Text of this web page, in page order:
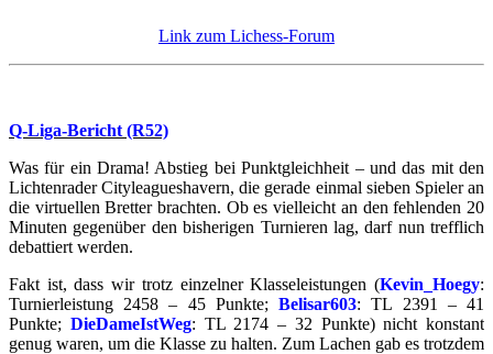
Link zum Lichess-Forum
Q-Liga-Bericht (R52)
Was für ein Drama! Abstieg bei Punktgleichheit – und das mit den
Lichtenrader Cityleagueshavern, die gerade einmal sieben Spieler an
die virtuellen Bretter brachten. Ob es vielleicht an den fehlenden 20
Minuten gegenüber den bisherigen Turnieren lag, darf nun trefflich
debattiert werden.
Fakt ist, dass wir trotz einzelner Klasseleistungen (Kevin_Hoegy:
Turnierleistung 2458 – 45 Punkte;Belisar603: TL 2391 – 41
Punkte; DieDameIstWeg: TL 2174 – 32 Punkte) nicht konstant
genug waren, um die Klasse zu halten. Zum Lachen gab es trotzdem